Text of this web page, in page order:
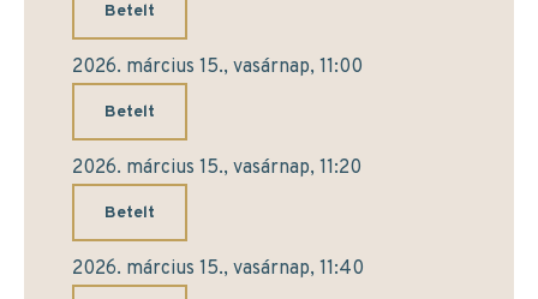
Betelt
2026. március 15., vasárnap, 11:00
Betelt
2026. március 15., vasárnap, 11:20
Betelt
2026. március 15., vasárnap, 11:40